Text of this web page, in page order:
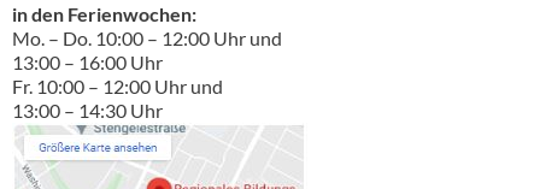
in den Ferienwochen:
Mo. – Do. 10:00 – 12:00 Uhr und
13:00 – 16:00 Uhr
Fr. 10:00 – 12:00 Uhr und
13:00 – 14:30 Uhr